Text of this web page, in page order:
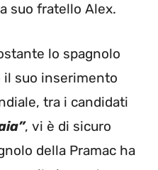
suo fratello Alex.
lo spagnolo
il suo inserimento
tra i candidati
, vi è di sicuro
della Pramac ha